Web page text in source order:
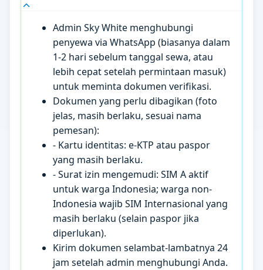
Admin Sky White menghubungi
penyewa via WhatsApp (biasanya dalam
1-2 hari sebelum tanggal sewa, atau
lebih cepat setelah permintaan masuk)
untuk meminta dokumen verifikasi.
Dokumen yang perlu dibagikan (foto
jelas, masih berlaku, sesuai nama
pemesan):
- Kartu identitas: e-KTP atau paspor
yang masih berlaku.
- Surat izin mengemudi: SIM A aktif
untuk warga Indonesia; warga non-
Indonesia wajib SIM Internasional yang
masih berlaku (selain paspor jika
diperlukan).
Kirim dokumen selambat-lambatnya 24
jam setelah admin menghubungi Anda.